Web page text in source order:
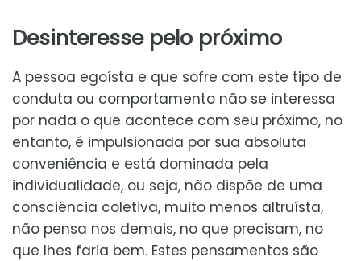
Desinteresse pelo próximo
A pessoa egoísta e que sofre com este tipo de
conduta ou comportamento não se interessa
por nada o que acontece com seu próximo, no
entanto, é impulsionada por sua absoluta
conveniência e está dominada pela
individualidade, ou seja, não dispõe de uma
consciência coletiva, muito menos altruísta,
não pensa nos demais, no que precisam, no
que lhes faria bem. Estes pensamentos são